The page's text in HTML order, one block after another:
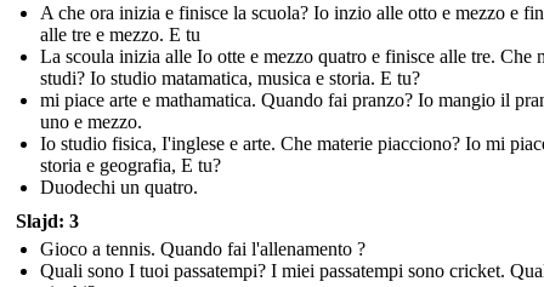
A che ora inizia e finisce la scuola? Io inzio alle otto e mezzo e
alle tre e mezzo. E tu
La scoula inizia alle Io otte e mezzo quatro e finisce alle tre. Che
studi? Io studio matamatica, musica e storia. E tu?
mi piace arte e mathamatica. Quando fai pranzo? Io mangio il
uno e mezzo.
Io studio fisica, I'inglese e arte. Che materie piacciono? Io mi
storia e geografia, E tu?
Duodechi un quatro.
Slajd: 3
Gioco a tennis. Quando fai l'allenamento ?
Quali sono I tuoi passatempi? I miei passatempi sono cricket.